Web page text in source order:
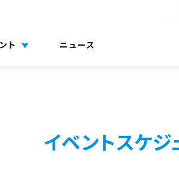
ト ニュース
イベントスケジ